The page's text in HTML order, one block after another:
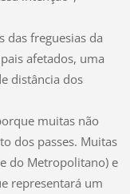
das freguesias da
afetados, uma
distância dos
muitas não
dos passes. Muitas
do Metropolitano) e
representará um